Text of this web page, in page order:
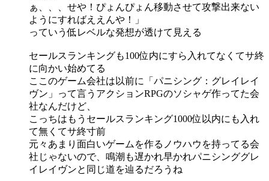
ぁ、、、せや！ぴょんぴょん移動させて攻撃出来ない
ようにすればええんや！」
っていう低レベルな発想が透けて見える
セールスランキングも100位内にすら入れてなくてサ終
に向かい始めてる
ここのゲーム会社は以前に「パニシング：グレイレイ
ヴン」って言うアクションRPGのソシャゲ作ってた会
社なんだけど、
こっちはもうセールスランキング1000位以内にも入れ
て無くてサ終寸前
元々あまり面白いゲームを作るノウハウを持ってる会
社じゃないので、鳴潮も遅かれ早かれパニシンググレ
イレイヴンと同じ道を辿るだろうね